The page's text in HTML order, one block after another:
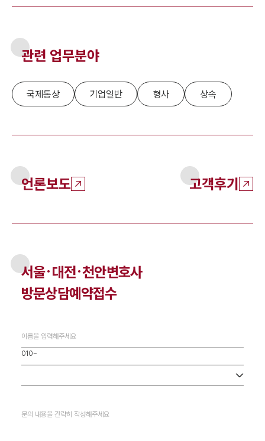
관련 업무분야
국제통상 기업일반 형사 상속
언론보도 고객후기
서울·대전·천안변호사
방문상담예약접수